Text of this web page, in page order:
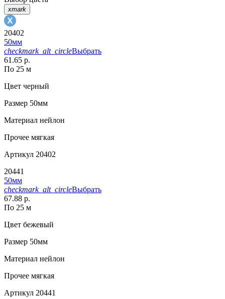
xmark
20402
50мм
checkmark_alt_circleВыбрать
61.65 р.
По 25 м
Цвет черный
Размер 50мм
Материал нейлон
Прочее мягкая
Артикул 20402
20441
50мм
checkmark_alt_circleВыбрать
67.88 р.
По 25 м
Цвет бежевый
Размер 50мм
Материал нейлон
Прочее мягкая
Артикул 20441